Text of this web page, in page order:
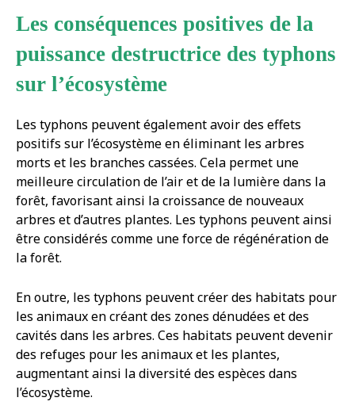
Les conséquences positives de la
puissance destructrice des typhons
sur l’écosystème
Les typhons peuvent également avoir des effets
positifs sur l’écosystème en éliminant les arbres
morts et les branches cassées. Cela permet une
meilleure circulation de l’air et de la lumière dans la
forêt, favorisant ainsi la croissance de nouveaux
arbres et d’autres plantes. Les typhons peuvent ainsi
être considérés comme une force de régénération de
la forêt.
En outre, les typhons peuvent créer des habitats pour
les animaux en créant des zones dénudées et des
cavités dans les arbres. Ces habitats peuvent devenir
des refuges pour les animaux et les plantes,
augmentant ainsi la diversité des espèces dans
l’écosystème.